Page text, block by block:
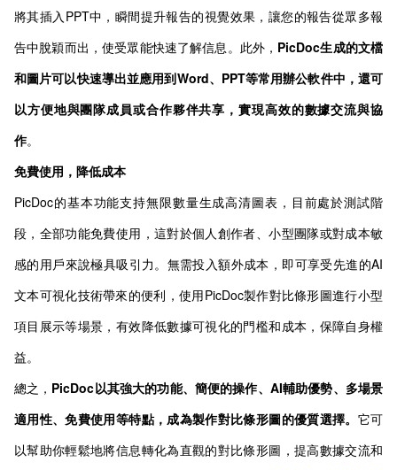
將其插入PPT中，瞬間提升報告的視覺效果，讓您的報告從眾多報
告中脫穎而出，使受眾能快速了解信息。此外， PicDoc生成的文檔
和圖片可以快速導出並應用到Word、PPT等常用辦公軟件中，還可
以方便地與團隊成員或合作夥伴共享，實現高效的數據交流與協
作。
免費使用，降低成本
PicDoc的基本功能支持無限數量生成高清圖表，目前處於測試階
段，全部功能免費使用，這對於個人創作者、小型團隊或對成本敏
感的用戶來說極具吸引力。無需投入額外成本，即可享受先進的AI
文本可視化技術帶來的便利，使用PicDoc製作對比條形圖進行小型
項目展示等場景，有效降低數據可視化的門檻和成本，保障自身權
益。
總之， PicDoc以其強大的功能、簡便的操作、AI輔助優勢、多場景
適用性、免費使用等特點，成為製作對比條形圖的優質選擇。 它可
以幫助你輕鬆地將信息轉化為直觀的對比條形圖，提高數據交流和